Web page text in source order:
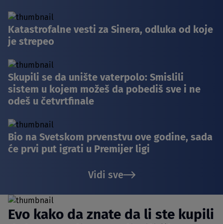
Katastrofalne vesti za Sinera, odluka od koje
je strepeo
Skupili se da unište vaterpolo: Smislili
sistem u kojem možeš da pobediš sve i ne
odeš u četvrtfinale
Bio na Svetskom prvenstvu ove godine, sada
će prvi put igrati u Premijer ligi
Vidi sve
Evo kako da znate da li ste kupili